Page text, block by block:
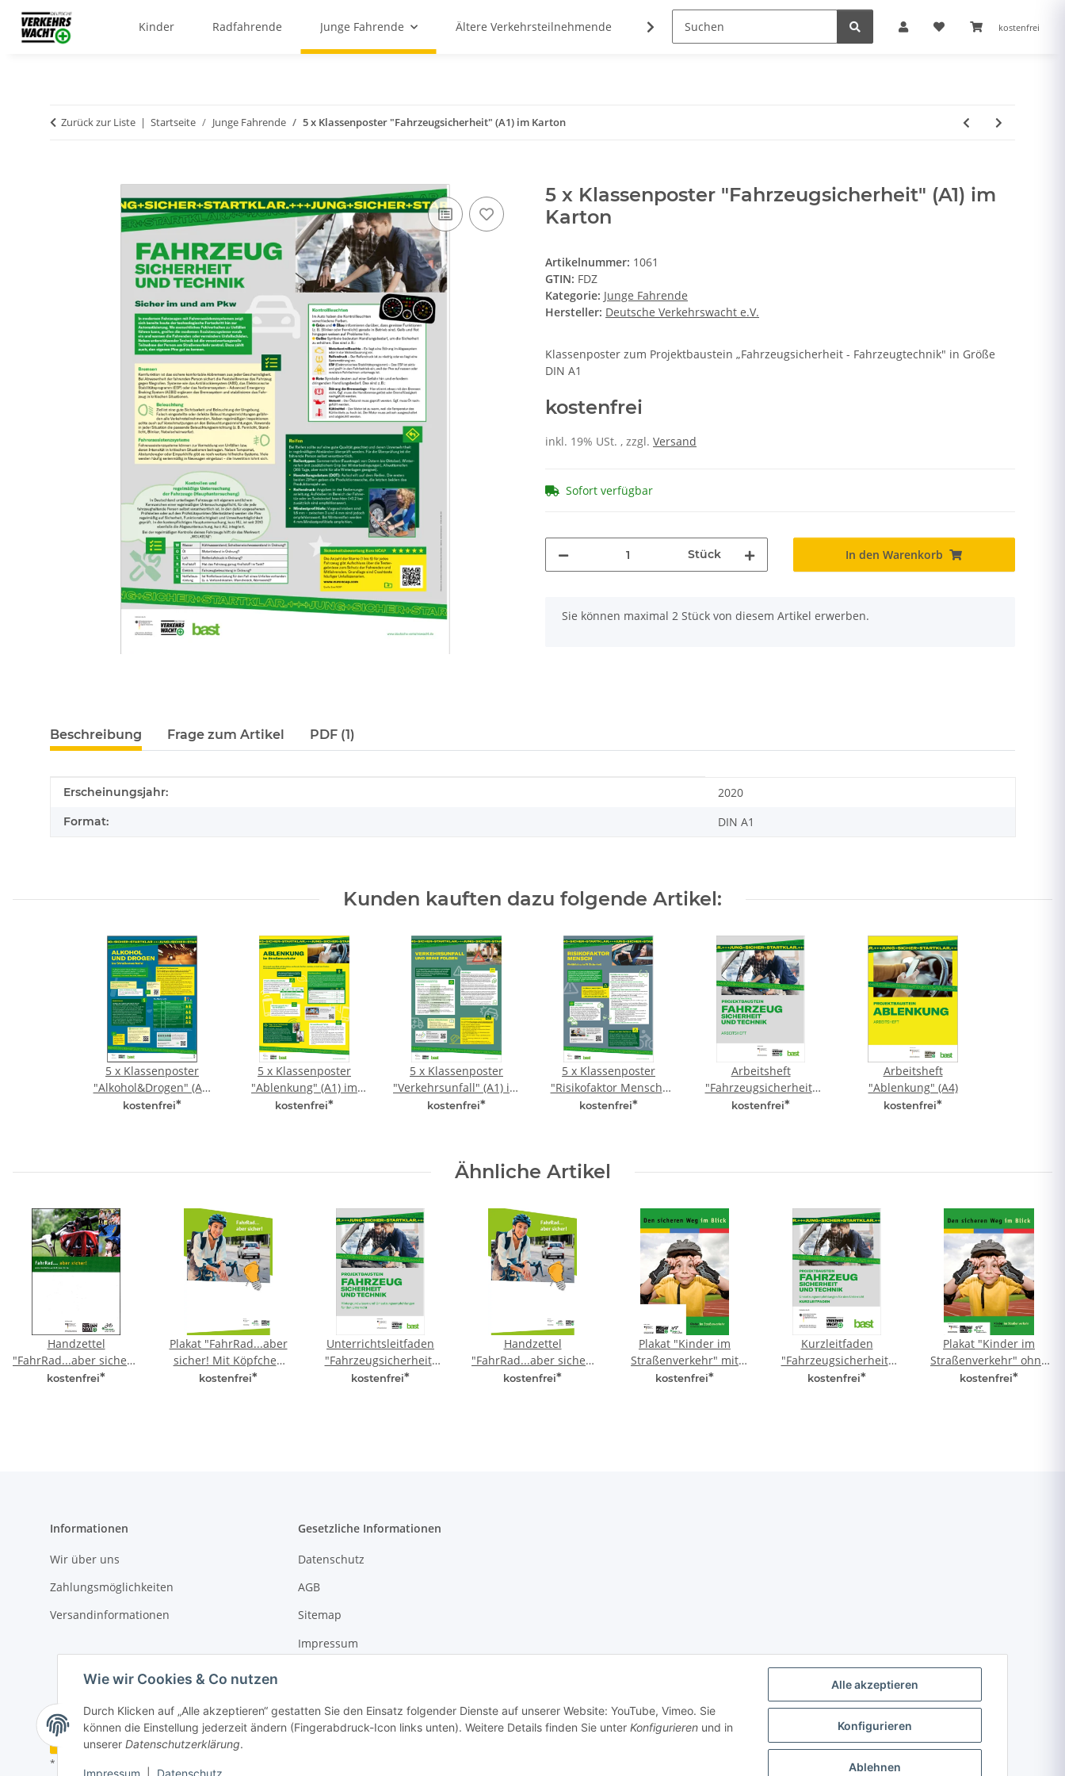
Alle akzeptieren
Konfigurieren
Ablehnen
Wie wir Cookies & Co nutzen
Durch Klicken auf „Alle akzeptieren“ gestatten Sie den Einsatz folgender Dienste auf unserer Website: YouTube, Vimeo. Sie
können die Einstellung jederzeit ändern (Fingerabdruck-Icon links unten). Weitere Details finden Sie unter Konfigurieren und in
unserer Datenschutzerklärung.
kostenfrei
Kinder Radfahrende Junge Fahrende Ältere Verkehrsteilnehmende Cannabis
Zurück zur Liste Startseite Junge Fahrende 5 x Klassenposter "Fahrzeugsicherheit" (A1) im Karton
5 x Klassenposter "Fahrzeugsicherheit" (A1) im
Karton
Artikelnummer: 1061
GTIN: FDZ
Kategorie: Junge Fahrende
Hersteller: Deutsche Verkehrswacht e.V.
Klassenposter zum Projektbaustein „Fahrzeugsicherheit - Fahrzeugtechnik" in Größe
DIN A1
kostenfrei
inkl. 19% USt. , zzgl. Versand
Sofort verfügbar
Stück In den Warenkorb
x
Sie können maximal 2 Stück von diesem Artikel erwerben.
Beschreibung Frage zum Artikel PDF (1)
Produkteigenschaft
Wert
Erscheinungsjahr: 2020
Format: DIN A1
Kunden kauften dazu folgende Artikel:
5 x Klassenposter
"Alkohol&Drogen" (A1)
im Karton
kostenfrei*
5 x Klassenposter
"Ablenkung" (A1) im
Karton
kostenfrei*
5 x Klassenposter
"Verkehrsunfall" (A1) im
Karton
kostenfrei*
5 x Klassenposter
"Risikofaktor Mensch"
(A1) im Karton
kostenfrei*
Arbeitsheft
"Fahrzeugsicherheit"
(A4)
kostenfrei*
Arbeitsheft
"Ablenkung" (A4)
kostenfrei*
Ähnliche Artikel
Handzettel
"FahrRad...aber sicher!"
(A4)
kostenfrei*
Plakat "FahrRad...aber
sicher! Mit Köpfchen
fahren" (A3)
kostenfrei*
Unterrichtsleitfaden
"Fahrzeugsicherheit"
(A4)
kostenfrei*
Handzettel
"FahrRad...aber sicher!
Mit Köpfchen fahren"
kostenfrei*
Plakat "Kinder im
Straßenverkehr" mit
Eindruck (A1)
kostenfrei*
Kurzleitfaden
"Fahrzeugsicherheit"
(A6)
kostenfrei*
Plakat "Kinder im
Straßenverkehr" ohne
Eindruck (A1)
kostenfrei*
Informationen
Wir über uns
Zahlungsmöglichkeiten
Versandinformationen
Gesetzliche Informationen
Datenschutz
AGB
Sitemap
Impressum
Vertrag widerrufen
* Alle Preise inkl. gesetzlicher USt., zzgl.